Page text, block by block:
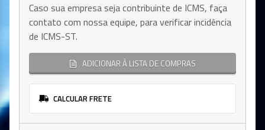
Caso sua empresa seja contribuinte de ICMS, faça
contato com nossa equipe, para verificar incidência
de ICMS-ST.
ADICIONAR À LISTA DE COMPRAS
CALCULAR FRETE